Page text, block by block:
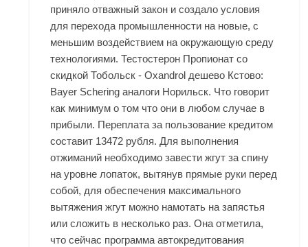
приняло отважный закон и создало условия
для перехода промышленности на новые, с
меньшим воздействием на окружающую среду
технологиями. Тестостерон Пропионат со
скидкой Тобольск - Oxandrol дешево Кстово:
Bayer Schering аналоги Норильск. Что говорит
как минимум о том что они в любом случае в
прибыли. Переплата за пользование кредитом
составит 13472 рубля. Для выполнения
отжиманий необходимо завести жгут за спину
на уровне лопаток, вытянув прямые руки перед
собой, для обеспечения максимального
вытяжения жгут можно намотать на запястья
или сложить в несколько раз. Она отметила,
что сейчас программа автокредитования